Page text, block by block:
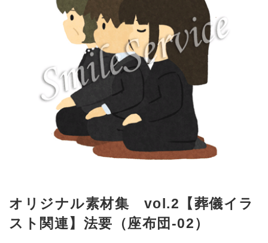
オリジナル素材集 vol.2【葬儀イラ
スト関連】法要（座布団-02）